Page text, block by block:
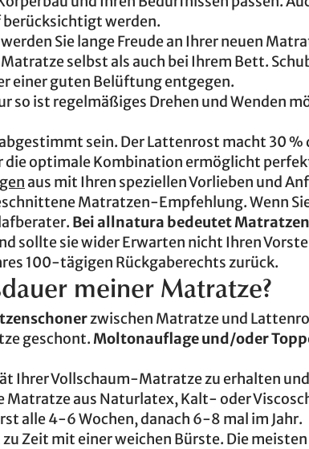
berücksichtigt werden.
Sie lange Freude an Ihrer neuen
selbst als auch bei Ihrem Bett.
einer guten Belüftung entgegen.
so ist regelmäßiges Drehen und Wenden
sein. Der Lattenrost macht 30 %
die optimale Kombination ermöglicht
aus mit Ihren speziellen Vorlieben und
Matratzen-Empfehlung. Wenn
Bei allnatura bedeutet
sollte sie wider Erwarten nicht Ihren
100-tägigen Rückgaberechts zurück.
meiner Matratze?
zwischen Matratze und
geschont.Moltonauflage und/oder
Ihrer Vollschaum-Matratze zu erhalten
aus Naturlatex, Kalt- oder
alle 4-6 Wochen, danach 6-8 mal im Jahr.
Zeit mit einer weichen Bürste. Die